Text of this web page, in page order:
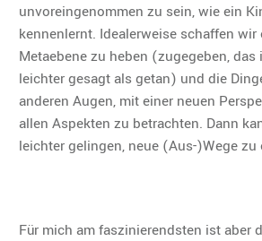
unvoreingenommen zu sein, wie ein
kennenlernt. Idealerweise schaffen wir
Metaebene zu heben (zugegeben, das
leichter gesagt als getan) und die
anderen Augen, mit einer neuen
allen Aspekten zu betrachten. Dann
leichter gelingen, neue (Aus-)Wege zu
Für mich am faszinierendsten ist aber